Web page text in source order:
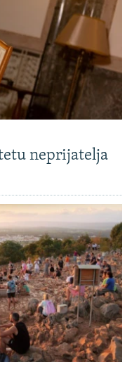
neprijatelja